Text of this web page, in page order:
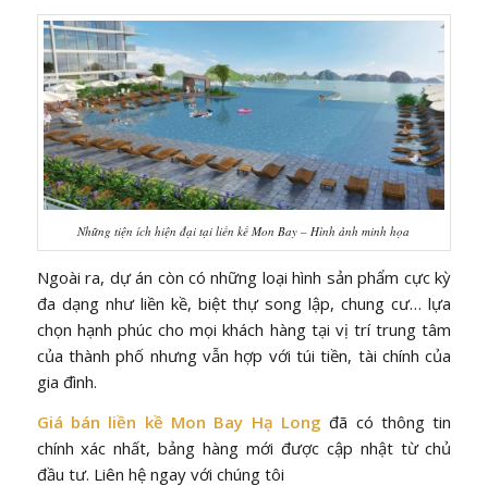
Những tiện ích hiện đại tại liền kề Mon Bay – Hình ảnh minh họa
Ngoài ra, dự án còn có những loại hình sản phẩm cực kỳ
đa dạng như liền kề, biệt thự song lập, chung cư… lựa
chọn hạnh phúc cho mọi khách hàng tại vị trí trung tâm
của thành phố nhưng vẫn hợp với túi tiền, tài chính của
gia đình.
Giá bán liền kề Mon Bay Hạ Long đã có thông tin
chính xác nhất, bảng hàng mới được cập nhật từ chủ
đầu tư. Liên hệ ngay với chúng tôi